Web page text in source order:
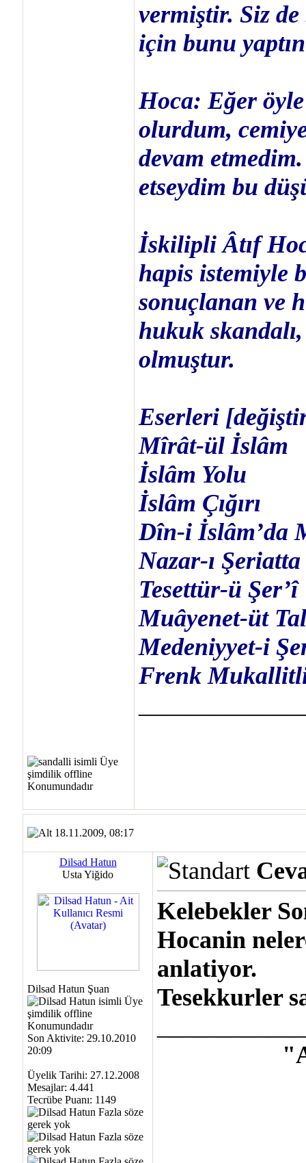
vermiştir. Siz
için bunu
Hoca: Eğer
olurdum,
devam
etseydim bu
İskilipli Âtıf
hapis istemiyle
sonuçlanan ve
hukuk
olmuştur.
Eserleri
Mîrât-ül İslâm
İslâm Yolu
İslâm Çığırı
Dîn-i İslâm’da
Nazar-ı
Tesettür-ü Şer’î
Muâyenet-üt
Medeniyyet-i
Frenk
18.11.2009, 08:17
Dilsad Hatun
Usta Yiğido
Dilsad Hatun Şuan
Son Aktivite: 29.10.2010
20:09
Üyelik Tarihi: 27.12.2008
Mesajlar: 4.441
Tecrübe Puanı: 1149
Kelebekler
Hocanin
anlatiyor.
Tesekkurler